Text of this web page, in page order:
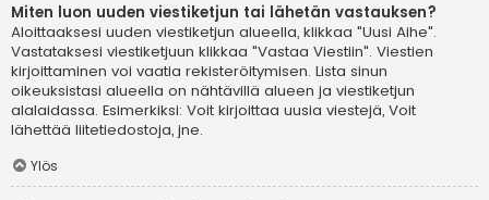
Miten luon uuden viestiketjun tai lähetän vastauksen?
Aloittaaksesi uuden viestiketjun alueella, klikkaa "Uusi Aihe".
Vastataksesi viestiketjuun klikkaa "Vastaa Viestiin". Viestien
kirjoittaminen voi vaatia rekisteröitymisen. Lista sinun
oikeuksistasi alueella on nähtävillä alueen ja viestiketjun
alalaidassa. Esimerkiksi: Voit kirjoittaa uusia viestejä, Voit
lähettää liitetiedostoja, jne.
Ylös